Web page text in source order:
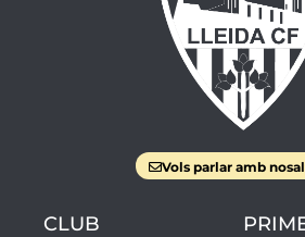
Vols parlar amb
CLUB